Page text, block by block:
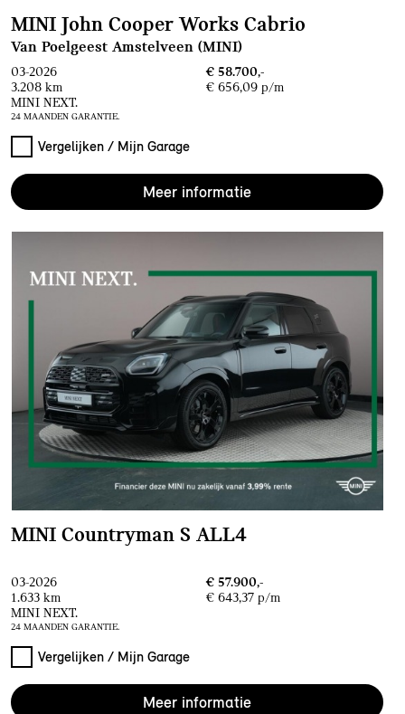
MINI John Cooper Works Cabrio
Van Poelgeest Amstelveen (MINI)
03-2026
€ 58.700,-
3.208 km
€ 656,09 p/m
MINI NEXT.
24 MAANDEN GARANTIE.
Vergelijken / Mijn Garage
Meer informatie
MINI Countryman S ALL4
03-2026
€ 57.900,-
1.633 km
€ 643,37 p/m
MINI NEXT.
24 MAANDEN GARANTIE.
Vergelijken / Mijn Garage
Meer informatie